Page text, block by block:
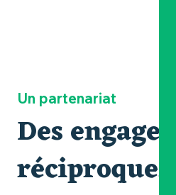
POURQUOI DEVENIR
CONDITIONS DU
NOUS CONTACTER
Un partenariat
Des
réciproques